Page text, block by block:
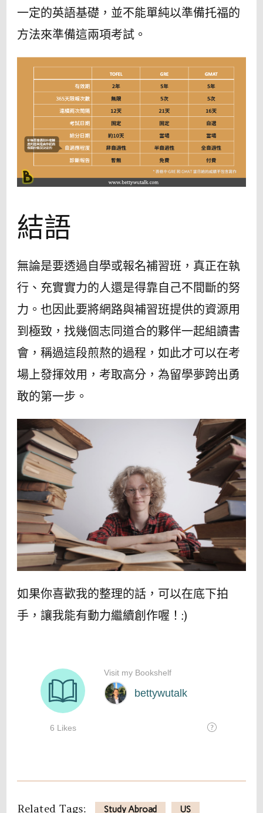
⼀定的英語基礎，並不能單純以準備托福的
⽅法來準備這兩項考試。
結語
無論是要透過自學或報名補習班，真正在執
行、充實實力的人還是得靠自己不間斷的努
力。也因此要將網路與補習班提供的資源用
到極致，找幾個志同道合的夥伴一起組讀書
會，稱過這段煎熬的過程，如此才可以在考
場上發揮效用，考取高分，為留學夢跨出勇
敢的第一步。
如果你喜歡我的整理的話，可以在底下拍
手，讓我能有動力繼續創作喔！:)
Related Tags: Study Abroad US